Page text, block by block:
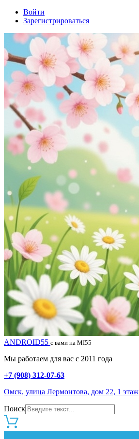
Войти
Зарегистрироваться
ANDROID55 с вами на MI55
Мы работаем для вас с 2011 года
+7 (908) 312-07-63
Омск, улица Лермонтова, дом 22, 1 этаж
Поиск